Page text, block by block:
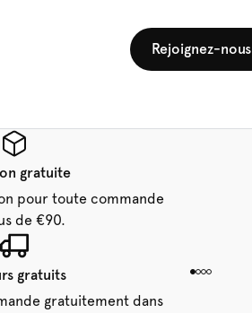
Rejoignez-nous
gratuite
pour toute commande
de €90.
gratuits
gratuitement dans